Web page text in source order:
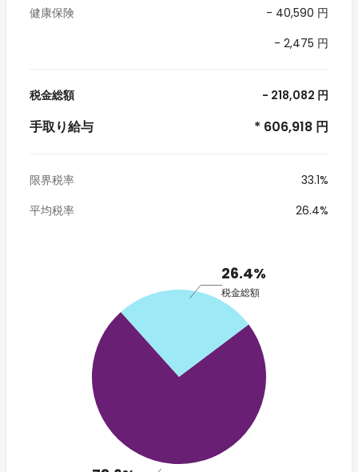
健康保険
- 40,590 円
- 2,475 円
税金総額 - 218,082 円
手取り給与 * 606,918 円
限界税率
33.1%
平均税率
26.4%
26.4%
税金総額